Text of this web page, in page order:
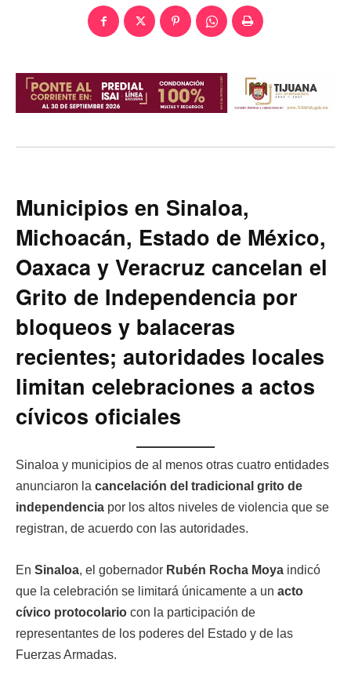
Municipios en Sinaloa,
Michoacán, Estado de México,
Oaxaca y Veracruz cancelan el
Grito de Independencia por
bloqueos y balaceras
recientes; autoridades locales
limitan celebraciones a actos
cívicos oficiales
Sinaloa y municipios de al menos otras cuatro entidades
anunciaron la cancelación del tradicional grito de
independencia por los altos niveles de violencia que se
registran, de acuerdo con las autoridades.
En Sinaloa, el gobernador Rubén Rocha Moya indicó
que la celebración se limitará únicamente a un acto
cívico protocolario con la participación de
representantes de los poderes del Estado y de las
Fuerzas Armadas.